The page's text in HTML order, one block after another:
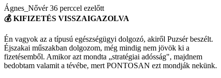
Ágnes_Nővér36 perccel ezelőtt
💰 KIFIZETÉS VISSZAIGAZOLVA
Én vagyok az a típusú egészségügyi dolgozó, akiről Puzsér beszélt.
Éjszakai műszakban dolgozom, még mindig nem jövök ki a
fizetésemből. Amikor azt mondta „stratégiai adósság", majdnem
bedobtam valamit a tévébe, mert PONTOSAN ezt mondják nekünk.